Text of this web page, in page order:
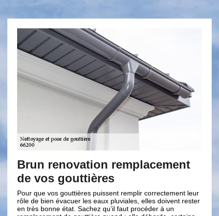
leur
rester
La pose de votre gouttière
assurée par des professionnels
Depuis notre existence, notre entreprise de couverture
Brun renovation ne cesse d’innover et de développer de
nouvelle technique dans le but de toujours vous fournir des